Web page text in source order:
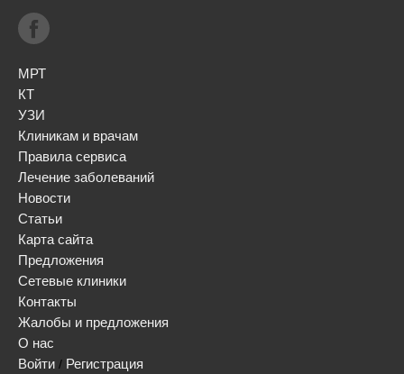
МРТ
КТ
УЗИ
Клиникам и врачам
Правила сервиса
Лечение заболеваний
Новости
Статьи
Карта сайта
Предложения
Сетевые клиники
Контакты
Жалобы и предложения
О нас
Войти / Регистрация